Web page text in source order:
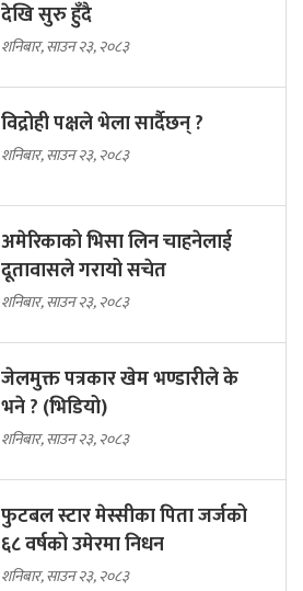
देखि सुरु हुँदै
शनिबार, साउन २३, २०८३
विद्रोही पक्षले भेला सार्दैछन् ?
शनिबार, साउन २३, २०८३
अमेरिकाको भिसा लिन चाहनेलाई
दूतावासले गरायो सचेत
शनिबार, साउन २३, २०८३
जेलमुक्त पत्रकार खेम भण्डारीले के
भने ? (भिडियो)
शनिबार, साउन २३, २०८३
फुटबल स्टार मेस्सीका पिता जर्जको
६८ वर्षको उमेरमा निधन
शनिबार, साउन २३, २०८३